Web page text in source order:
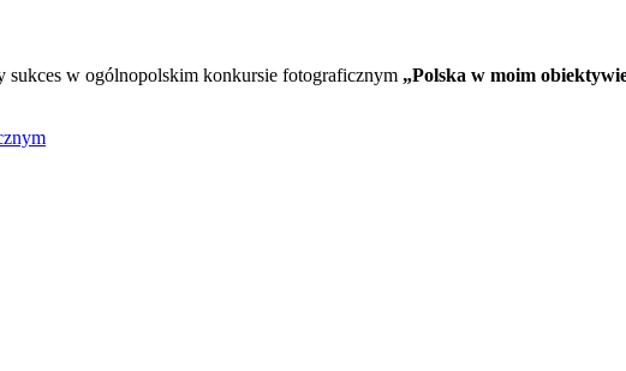
sukces w ogólnopolskim konkursie fotograficznym „Polska w moim